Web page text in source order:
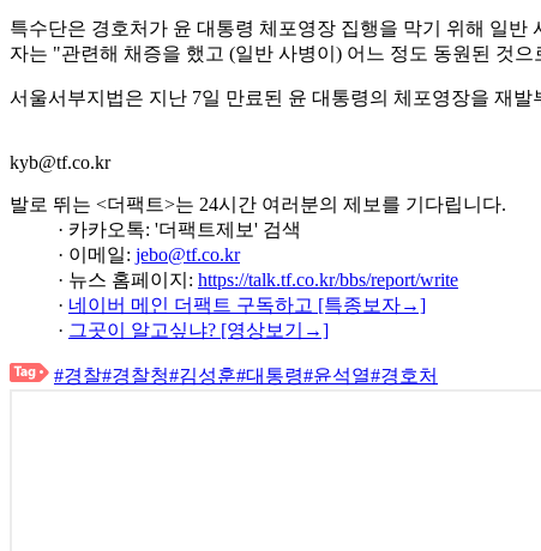
특수단은 경호처가 윤 대통령 체포영장 집행을 막기 위해 일
자는 "관련해 채증을 했고 (일반 사병이) 어느 정도 동원된 것
서울서부지법은 지난 7일 만료된 윤 대통령의 체포영장을 재발
kyb@tf.co.kr
발로 뛰는 <더팩트>는 24시간 여러분의 제보를 기다립니다.
· 카카오톡: '더팩트제보' 검색
· 이메일: jebo@tf.co.kr
· 뉴스 홈페이지: https://talk.tf.co.kr/bbs/report/write
· 네이버 메인 더팩트 구독하고 [특종보자→]
· 그곳이 알고싶냐? [영상보기→]
#경찰#경찰청#김성훈#대통령#윤석열#경호처